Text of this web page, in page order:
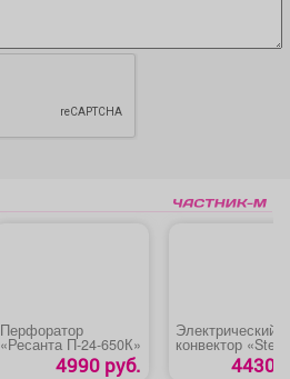
Перфоратор
«Ресанта П-24-650К»
4990 руб.
Электрический
конвектор
4430